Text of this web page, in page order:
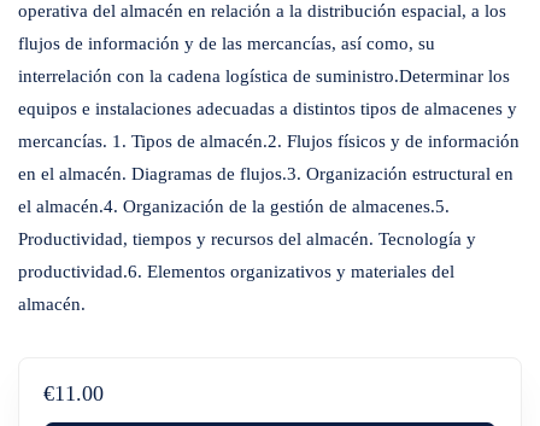
operativa del almacén en relación a la distribución espacial, a los
flujos de información y de las mercancías, así como, su
interrelación con la cadena logística de suministro.Determinar los
equipos e instalaciones adecuadas a distintos tipos de almacenes y
mercancías. 1. Tipos de almacén.2. Flujos físicos y de información
en el almacén. Diagramas de flujos.3. Organización estructural en
el almacén.4. Organización de la gestión de almacenes.5.
Productividad, tiempos y recursos del almacén. Tecnología y
productividad.6. Elementos organizativos y materiales del
almacén.
€11.00